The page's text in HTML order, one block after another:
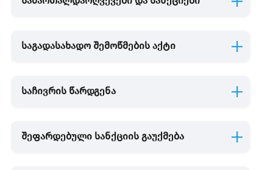
საგადასახადო შემოწმების აქტი
საჩივრის წარდგენა
შეფარდებული სანქციის გაუქმება